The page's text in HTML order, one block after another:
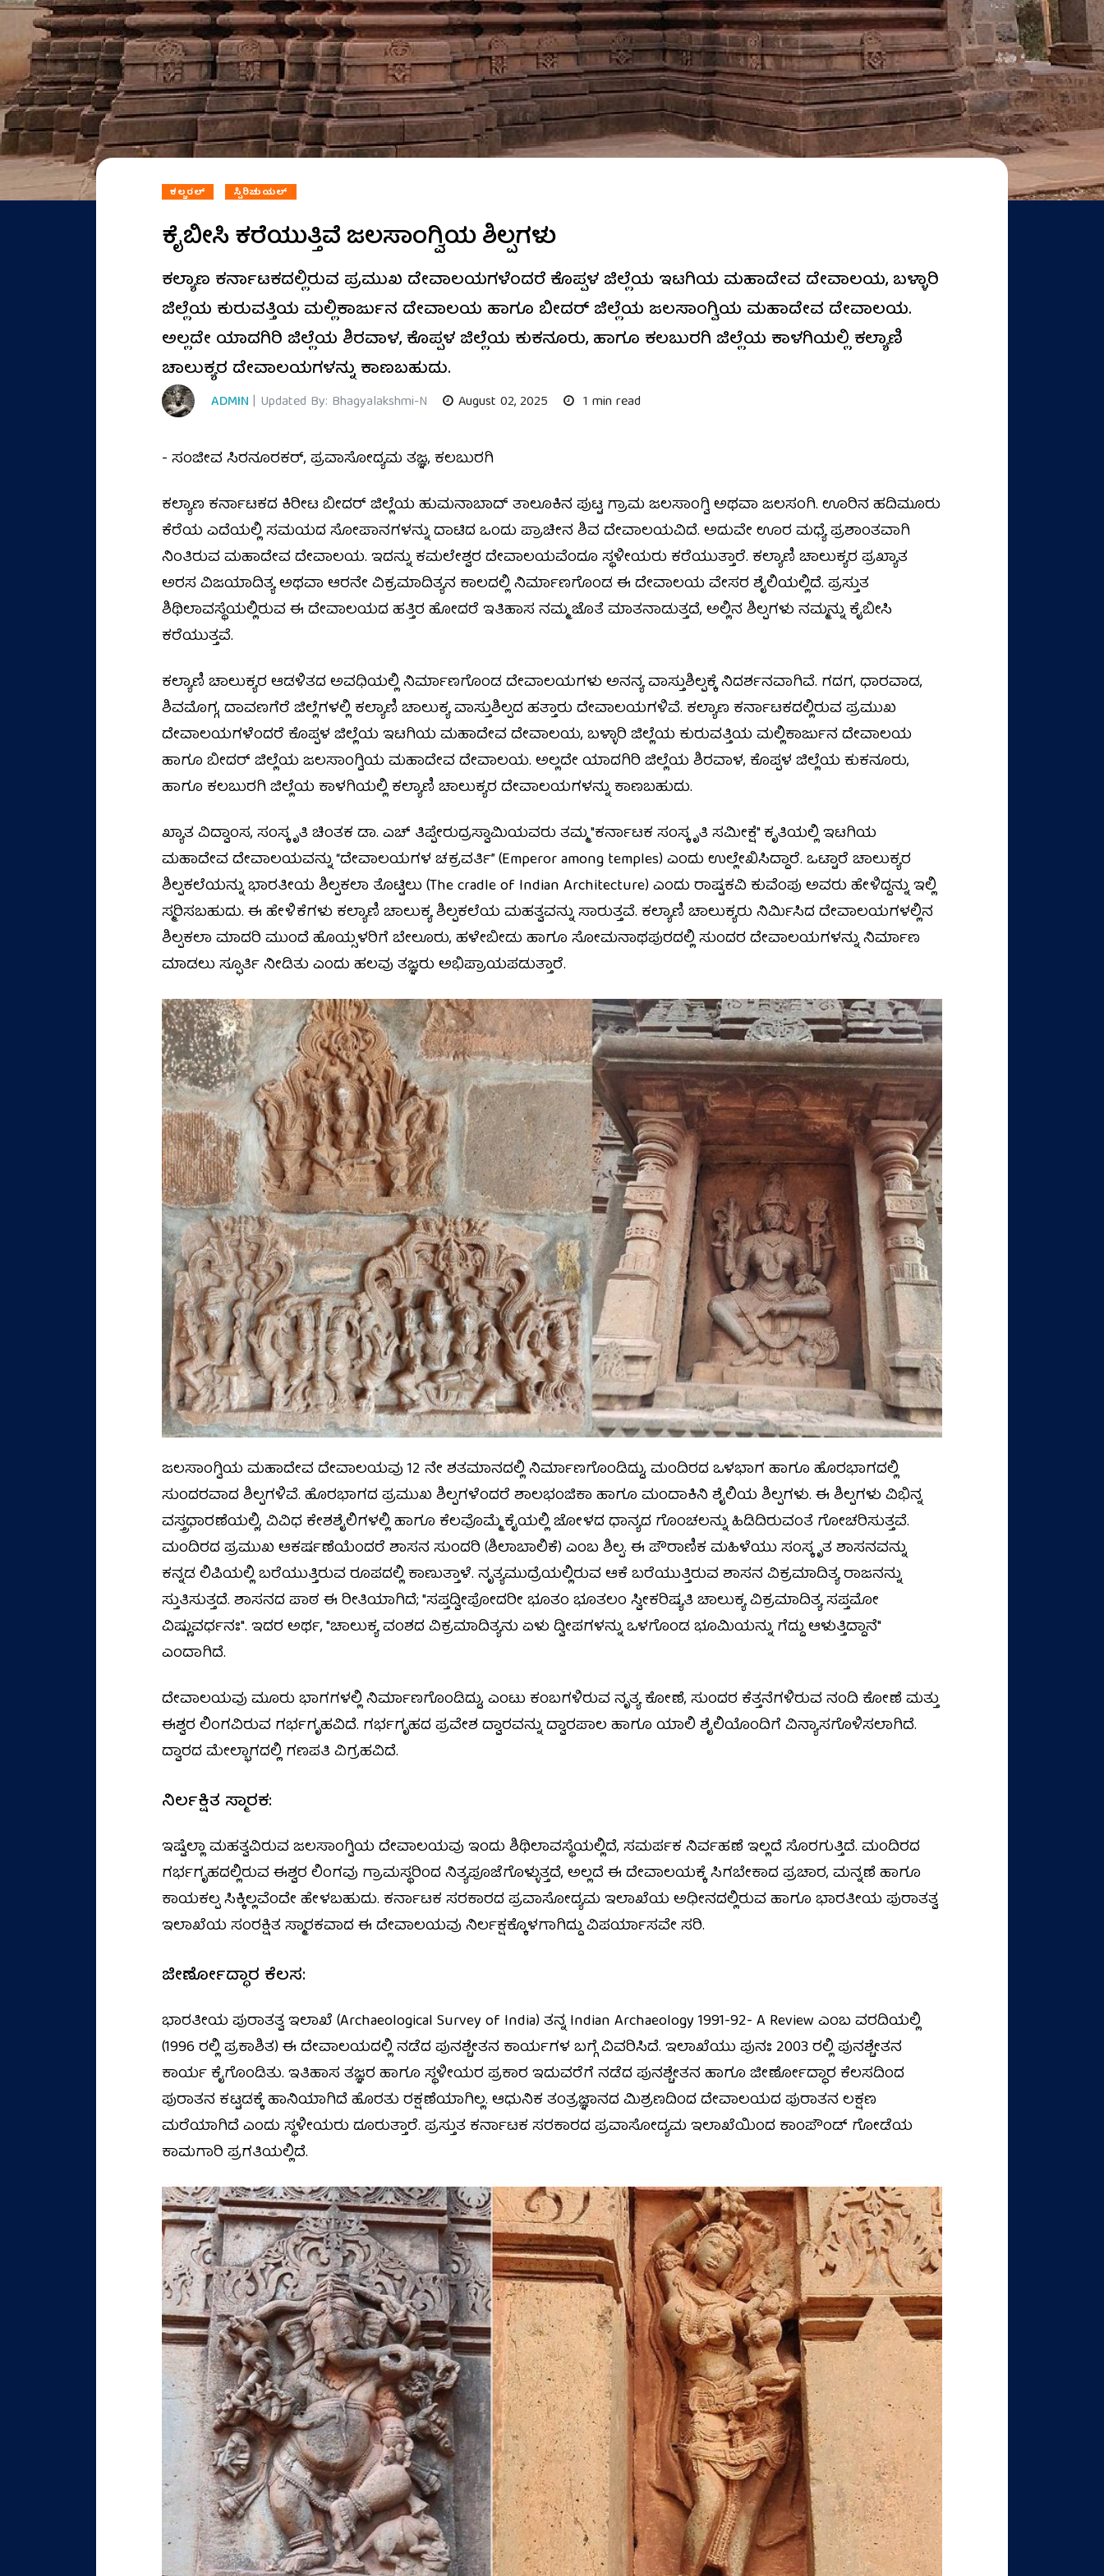
ಕಲ್ಚರಲ್ ಸ್ಪಿರಿಚುಯಲ್
ಕೈಬೀಸಿ ಕರೆಯುತ್ತಿವೆ ಜಲಸಾಂಗ್ವಿಯ ಶಿಲ್ಪಗಳು
ಕಲ್ಯಾಣ ಕರ್ನಾಟಕದಲ್ಲಿರುವ ಪ್ರಮುಖ ದೇವಾಲಯಗಳೆಂದರೆ ಕೊಪ್ಪಳ ಜಿಲ್ಲೆಯ ಇಟಗಿಯ ಮಹಾದೇವ ದೇವಾಲಯ, ಬಳ್ಳಾರಿ
ಜಿಲ್ಲೆಯ ಕುರುವತ್ತಿಯ ಮಲ್ಲಿಕಾರ್ಜುನ ದೇವಾಲಯ ಹಾಗೂ ಬೀದರ್ ಜಿಲ್ಲೆಯ ಜಲಸಾಂಗ್ವಿಯ ಮಹಾದೇವ ದೇವಾಲಯ.
ಅಲ್ಲದೇ ಯಾದಗಿರಿ ಜಿಲ್ಲೆಯ ಶಿರವಾಳ, ಕೊಪ್ಪಳ ಜಿಲ್ಲೆಯ ಕುಕನೂರು, ಹಾಗೂ ಕಲಬುರಗಿ ಜಿಲ್ಲೆಯ ಕಾಳಗಿಯಲ್ಲಿ ಕಲ್ಯಾಣಿ
ಚಾಲುಕ್ಯರ ದೇವಾಲಯಗಳನ್ನು ಕಾಣಬಹುದು.
ADMIN | Updated By: Bhagyalakshmi-N August 02, 2025 1 min read
- ಸಂಜೀವ ಸಿರನೂರಕರ್, ಪ್ರವಾಸೋದ್ಯಮ ತಜ್ಞ, ಕಲಬುರಗಿ
ಕಲ್ಯಾಣ ಕರ್ನಾಟಕದ ಕಿರೀಟ ಬೀದರ್ ಜಿಲ್ಲೆಯ ಹುಮನಾಬಾದ್ ತಾಲೂಕಿನ ಪುಟ್ಟ ಗ್ರಾಮ ಜಲಸಾಂಗ್ವಿ ಅಥವಾ ಜಲಸಂಗಿ. ಊರಿನ ಹದಿಮೂರು
ಕೆರೆಯ ಎದೆಯಲ್ಲಿ ಸಮಯದ ಸೋಪಾನಗಳನ್ನು ದಾಟಿದ ಒಂದು ಪ್ರಾಚೀನ ಶಿವ ದೇವಾಲಯವಿದೆ. ಅದುವೇ ಊರ ಮಧ್ಯೆ ಪ್ರಶಾಂತವಾಗಿ
ನಿಂತಿರುವ ಮಹಾದೇವ ದೇವಾಲಯ. ಇದನ್ನು ಕಮಲೇಶ್ವರ ದೇವಾಲಯವೆಂದೂ ಸ್ಥಳೀಯರು ಕರೆಯುತ್ತಾರೆ. ಕಲ್ಯಾಣಿ ಚಾಲುಕ್ಯರ ಪ್ರಖ್ಯಾತ
ಅರಸ ವಿಜಯಾದಿತ್ಯ ಅಥವಾ ಆರನೇ ವಿಕ್ರಮಾದಿತ್ಯನ ಕಾಲದಲ್ಲಿ ನಿರ್ಮಾಣಗೊಂಡ ಈ ದೇವಾಲಯ ವೇಸರ ಶೈಲಿಯಲ್ಲಿದೆ. ಪ್ರಸ್ತುತ
ಶಿಥಿಲಾವಸ್ಥೆಯಲ್ಲಿರುವ ಈ ದೇವಾಲಯದ ಹತ್ತಿರ ಹೋದರೆ ಇತಿಹಾಸ ನಮ್ಮ ಜೊತೆ ಮಾತನಾಡುತ್ತದೆ, ಅಲ್ಲಿನ ಶಿಲ್ಪಗಳು ನಮ್ಮನ್ನು ಕೈಬೀಸಿ
ಕರೆಯುತ್ತವೆ.
ಕಲ್ಯಾಣಿ ಚಾಲುಕ್ಯರ ಆಡಳಿತದ ಅವಧಿಯಲ್ಲಿ ನಿರ್ಮಾಣಗೊಂಡ ದೇವಾಲಯಗಳು ಅನನ್ಯ ವಾಸ್ತುಶಿಲ್ಪಕ್ಕೆ ನಿದರ್ಶನವಾಗಿವೆ. ಗದಗ, ಧಾರವಾಡ,
ಶಿವಮೊಗ್ಗ, ದಾವಣಗೆರೆ ಜಿಲ್ಲೆಗಳಲ್ಲಿ ಕಲ್ಯಾಣಿ ಚಾಲುಕ್ಯ ವಾಸ್ತುಶಿಲ್ಪದ ಹತ್ತಾರು ದೇವಾಲಯಗಳಿವೆ. ಕಲ್ಯಾಣ ಕರ್ನಾಟಕದಲ್ಲಿರುವ ಪ್ರಮುಖ
ದೇವಾಲಯಗಳೆಂದರೆ ಕೊಪ್ಪಳ ಜಿಲ್ಲೆಯ ಇಟಗಿಯ ಮಹಾದೇವ ದೇವಾಲಯ, ಬಳ್ಳಾರಿ ಜಿಲ್ಲೆಯ ಕುರುವತ್ತಿಯ ಮಲ್ಲಿಕಾರ್ಜುನ ದೇವಾಲಯ
ಹಾಗೂ ಬೀದರ್ ಜಿಲ್ಲೆಯ ಜಲಸಾಂಗ್ವಿಯ ಮಹಾದೇವ ದೇವಾಲಯ. ಅಲ್ಲದೇ ಯಾದಗಿರಿ ಜಿಲ್ಲೆಯ ಶಿರವಾಳ, ಕೊಪ್ಪಳ ಜಿಲ್ಲೆಯ ಕುಕನೂರು,
ಹಾಗೂ ಕಲಬುರಗಿ ಜಿಲ್ಲೆಯ ಕಾಳಗಿಯಲ್ಲಿ ಕಲ್ಯಾಣಿ ಚಾಲುಕ್ಯರ ದೇವಾಲಯಗಳನ್ನು ಕಾಣಬಹುದು.
ಖ್ಯಾತ ವಿದ್ವಾಂಸ, ಸಂಸ್ಕೃತಿ ಚಿಂತಕ ಡಾ. ಎಚ್ ತಿಪ್ಪೇರುದ್ರಸ್ವಾಮಿಯವರು ತಮ್ಮ "ಕರ್ನಾಟಕ ಸಂಸ್ಕೃತಿ ಸಮೀಕ್ಷೆ" ಕೃತಿಯಲ್ಲಿ ಇಟಗಿಯ
ಮಹಾದೇವ ದೇವಾಲಯವನ್ನು “ದೇವಾಲಯಗಳ ಚಕ್ರವರ್ತಿ” (Emperor among temples) ಎಂದು ಉಲ್ಲೇಖಿಸಿದ್ದಾರೆ. ಒಟ್ಟಾರೆ ಚಾಲುಕ್ಯರ
ಶಿಲ್ಪಕಲೆಯನ್ನು ಭಾರತೀಯ ಶಿಲ್ಪಕಲಾ ತೊಟ್ಟಿಲು (The cradle of Indian Architecture) ಎಂದು ರಾಷ್ಟಕವಿ ಕುವೆಂಪು ಅವರು ಹೇಳಿದ್ದನ್ನು ಇಲ್ಲಿ
ಸ್ಮರಿಸಬಹುದು. ಈ ಹೇಳಿಕೆಗಳು ಕಲ್ಯಾಣಿ ಚಾಲುಕ್ಯ ಶಿಲ್ಪಕಲೆಯ ಮಹತ್ವವನ್ನು ಸಾರುತ್ತವೆ. ಕಲ್ಯಾಣಿ ಚಾಲುಕ್ಯರು ನಿರ್ಮಿಸಿದ ದೇವಾಲಯಗಳಲ್ಲಿನ
ಶಿಲ್ಪಕಲಾ ಮಾದರಿ ಮುಂದೆ ಹೊಯ್ಸಳರಿಗೆ ಬೇಲೂರು, ಹಳೇಬೀಡು ಹಾಗೂ ಸೋಮನಾಥಪುರದಲ್ಲಿ ಸುಂದರ ದೇವಾಲಯಗಳನ್ನು ನಿರ್ಮಾಣ
ಮಾಡಲು ಸ್ಫೂರ್ತಿ ನೀಡಿತು ಎಂದು ಹಲವು ತಜ್ಞರು ಅಭಿಪ್ರಾಯಪಡುತ್ತಾರೆ.
ಜಲಸಾಂಗ್ವಿಯ ಮಹಾದೇವ ದೇವಾಲಯವು 12 ನೇ ಶತಮಾನದಲ್ಲಿ ನಿರ್ಮಾಣಗೊಂಡಿದ್ದು, ಮಂದಿರದ ಒಳಭಾಗ ಹಾಗೂ ಹೊರಭಾಗದಲ್ಲಿ
ಸುಂದರವಾದ ಶಿಲ್ಪಗಳಿವೆ. ಹೊರಭಾಗದ ಪ್ರಮುಖ ಶಿಲ್ಪಗಳೆಂದರೆ ಶಾಲಭಂಜಿಕಾ ಹಾಗೂ ಮಂದಾಕಿನಿ ಶೈಲಿಯ ಶಿಲ್ಪಗಳು. ಈ ಶಿಲ್ಪಗಳು ವಿಭಿನ್ನ
ವಸ್ತ್ರಧಾರಣೆಯಲ್ಲಿ, ವಿವಿಧ ಕೇಶಶೈಲಿಗಳಲ್ಲಿ ಹಾಗೂ ಕೆಲವೊಮ್ಮೆ ಕೈಯಲ್ಲಿ ಜೋಳದ ಧಾನ್ಯದ ಗೊಂಚಲನ್ನು ಹಿಡಿದಿರುವಂತೆ ಗೋಚರಿಸುತ್ತವೆ.
ಮಂದಿರದ ಪ್ರಮುಖ ಆಕರ್ಷಣೆಯೆಂದರೆ ಶಾಸನ ಸುಂದರಿ (ಶಿಲಾಬಾಲಿಕೆ) ಎಂಬ ಶಿಲ್ಪ. ಈ ಪೌರಾಣಿಕ ಮಹಿಳೆಯು ಸಂಸ್ಕೃತ ಶಾಸನವನ್ನು
ಕನ್ನಡ ಲಿಪಿಯಲ್ಲಿ ಬರೆಯುತ್ತಿರುವ ರೂಪದಲ್ಲಿ ಕಾಣುತ್ತಾಳೆ. ನೃತ್ಯಮುದ್ರೆಯಲ್ಲಿರುವ ಆಕೆ ಬರೆಯುತ್ತಿರುವ ಶಾಸನ ವಿಕ್ರಮಾದಿತ್ಯ ರಾಜನನ್ನು
ಸ್ತುತಿಸುತ್ತದೆ. ಶಾಸನದ ಪಾಠ ಈ ರೀತಿಯಾಗಿದೆ; "ಸಪ್ತದ್ವೀಪೋದರೀ ಭೂತಂ ಭೂತಲಂ ಸ್ವೀಕರಿಷ್ಯತಿ ಚಾಲುಕ್ಯ ವಿಕ್ರಮಾದಿತ್ಯ ಸಪ್ತಮೋ
ವಿಷ್ಣುವರ್ಧನಃ". ಇದರ ಅರ್ಥ, "ಚಾಲುಕ್ಯ ವಂಶದ ವಿಕ್ರಮಾದಿತ್ಯನು ಏಳು ದ್ವೀಪಗಳನ್ನು ಒಳಗೊಂಡ ಭೂಮಿಯನ್ನು ಗೆದ್ದು ಆಳುತ್ತಿದ್ದಾನೆ"
ಎಂದಾಗಿದೆ.
ದೇವಾಲಯವು ಮೂರು ಭಾಗಗಳಲ್ಲಿ ನಿರ್ಮಾಣಗೊಂಡಿದ್ದು, ಎಂಟು ಕಂಬಗಳಿರುವ ನೃತ್ಯ ಕೋಣೆ, ಸುಂದರ ಕೆತ್ತನೆಗಳಿರುವ ನಂದಿ ಕೋಣೆ ಮತ್ತು
ಈಶ್ವರ ಲಿಂಗವಿರುವ ಗರ್ಭಗೃಹವಿದೆ. ಗರ್ಭಗೃಹದ ಪ್ರವೇಶ ದ್ವಾರವನ್ನು ದ್ವಾರಪಾಲ ಹಾಗೂ ಯಾಲಿ ಶೈಲಿಯೊಂದಿಗೆ ವಿನ್ಯಾಸಗೊಳಿಸಲಾಗಿದೆ.
ದ್ವಾರದ ಮೇಲ್ಭಾಗದಲ್ಲಿ ಗಣಪತಿ ವಿಗ್ರಹವಿದೆ.
ನಿರ್ಲಕ್ಷಿತ ಸ್ಮಾರಕ:
ಇಷ್ಟೆಲ್ಲಾ ಮಹತ್ವವಿರುವ ಜಲಸಾಂಗ್ವಿಯ ದೇವಾಲಯವು ಇಂದು ಶಿಥಿಲಾವಸ್ಥೆಯಲ್ಲಿದೆ, ಸಮರ್ಪಕ ನಿರ್ವಹಣೆ ಇಲ್ಲದೆ ಸೊರಗುತ್ತಿದೆ. ಮಂದಿರದ
ಗರ್ಭಗೃಹದಲ್ಲಿರುವ ಈಶ್ವರ ಲಿಂಗವು ಗ್ರಾಮಸ್ಥರಿಂದ ನಿತ್ಯಪೂಜೆಗೊಳ್ಳುತ್ತದೆ, ಅಲ್ಲದೆ ಈ ದೇವಾಲಯಕ್ಕೆ ಸಿಗಬೇಕಾದ ಪ್ರಚಾರ, ಮನ್ನಣೆ ಹಾಗೂ
ಕಾಯಕಲ್ಪ ಸಿಕ್ಕಿಲ್ಲವೆಂದೇ ಹೇಳಬಹುದು. ಕರ್ನಾಟಕ ಸರಕಾರದ ಪ್ರವಾಸೋದ್ಯಮ ಇಲಾಖೆಯ ಅಧೀನದಲ್ಲಿರುವ ಹಾಗೂ ಭಾರತೀಯ ಪುರಾತತ್ವ
ಇಲಾಖೆಯ ಸಂರಕ್ಷಿತ ಸ್ಮಾರಕವಾದ ಈ ದೇವಾಲಯವು ನಿರ್ಲಕ್ಷಕ್ಕೊಳಗಾಗಿದ್ದು ವಿಪರ್ಯಾಸವೇ ಸರಿ.
ಜೀರ್ಣೋದ್ಧಾರ ಕೆಲಸ:
ಭಾರತೀಯ ಪುರಾತತ್ವ ಇಲಾಖೆ (Archaeological Survey of India) ತನ್ನ Indian Archaeology 1991-92- A Review ಎಂಬ ವರದಿಯಲ್ಲಿ
(1996 ರಲ್ಲಿ ಪ್ರಕಾಶಿತ) ಈ ದೇವಾಲಯದಲ್ಲಿ ನಡೆದ ಪುನಶ್ಚೇತನ ಕಾರ್ಯಗಳ ಬಗ್ಗೆ ವಿವರಿಸಿದೆ. ಇಲಾಖೆಯು ಪುನಃ 2003 ರಲ್ಲಿ ಪುನಶ್ಚೇತನ
ಕಾರ್ಯ ಕೈಗೊಂಡಿತು. ಇತಿಹಾಸ ತಜ್ಞರ ಹಾಗೂ ಸ್ಥಳೀಯರ ಪ್ರಕಾರ ಇದುವರೆಗೆ ನಡೆದ ಪುನಶ್ಚೇತನ ಹಾಗೂ ಜೀರ್ಣೋದ್ಧಾರ ಕೆಲಸದಿಂದ
ಪುರಾತನ ಕಟ್ಟಡಕ್ಕೆ ಹಾನಿಯಾಗಿದೆ ಹೊರತು ರಕ್ಷಣೆಯಾಗಿಲ್ಲ. ಆಧುನಿಕ ತಂತ್ರಜ್ಞಾನದ ಮಿಶ್ರಣದಿಂದ ದೇವಾಲಯದ ಪುರಾತನ ಲಕ್ಷಣ
ಮರೆಯಾಗಿದೆ ಎಂದು ಸ್ಥಳೀಯರು ದೂರುತ್ತಾರೆ. ಪ್ರಸ್ತುತ ಕರ್ನಾಟಕ ಸರಕಾರದ ಪ್ರವಾಸೋದ್ಯಮ ಇಲಾಖೆಯಿಂದ ಕಾಂಪೌಂಡ್ ಗೋಡೆಯ
ಕಾಮಗಾರಿ ಪ್ರಗತಿಯಲ್ಲಿದೆ.